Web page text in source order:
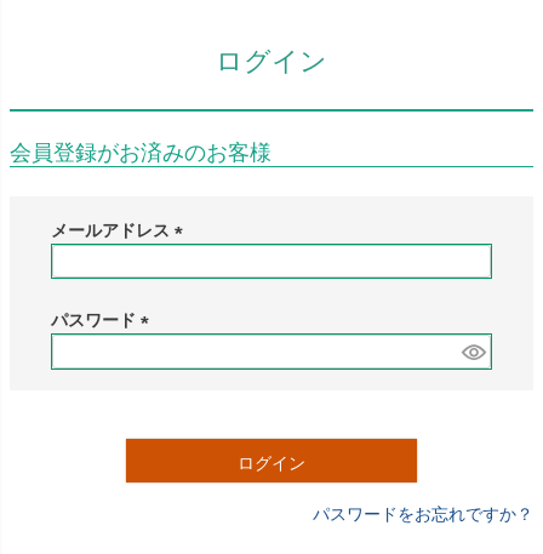
ログイン
会員登録がお済みのお客様
メールアドレス
)
パスワード
ログイン
パスワードをお忘れですか？